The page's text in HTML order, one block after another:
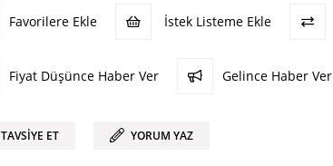
Favorilere Ekle İstek Listeme Ekle
Fiyat Düşünce Haber Ver Gelince Haber Ver
TAVSIYE ET YORUM YAZ